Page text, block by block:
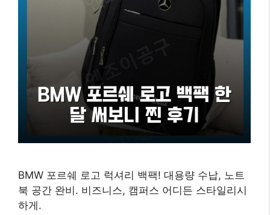
BMW 포르쉐 로고 럭셔리 백팩! 대용량 수납, 노트
북 공간 완비. 비즈니스, 캠퍼스 어디든 스타일리시
하게.